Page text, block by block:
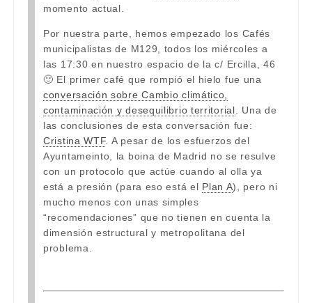
momento actual.
Por nuestra parte, hemos empezado los Cafés
municipalistas de M129, todos los miércoles a
las 17:30 en nuestro espacio de la c/ Ercilla, 46
🙂 El primer café que rompió el hielo fue una
conversación sobre Cambio climático,
contaminación y desequilibrio territorial . Una de
las conclusiones de esta conversación fue:
Cristina WTF. A pesar de los esfuerzos del
Ayuntameinto, la boina de Madrid no se resulve
con un protocolo que actúe cuando al olla ya
está a presión (para eso está el Plan A), pero ni
mucho menos con unas simples
“recomendaciones” que no tienen en cuenta la
dimensión estructural y metropolitana del
problema.